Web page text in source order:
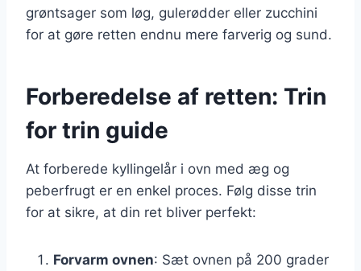
grøntsager som løg, gulerødder eller zucchini
for at gøre retten endnu mere farverig og sund.
Forberedelse af retten: Trin
for trin guide
At forberede kyllingelår i ovn med æg og
peberfrugt er en enkel proces. Følg disse trin
for at sikre, at din ret bliver perfekt:
Forvarm ovnen: Sæt ovnen på 200 grader